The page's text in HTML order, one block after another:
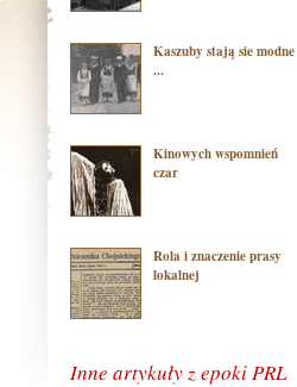
Kaszuby stają sie modne
...
Kinowych wspomnień
czar
Rola i znaczenie prasy
lokalnej
Inne artykuły z epoki PRL